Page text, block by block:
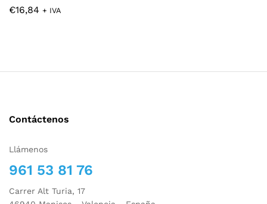
€16,84 + IVA
Contáctenos
Llámenos
961 53 81 76
Carrer Alt Turia, 17